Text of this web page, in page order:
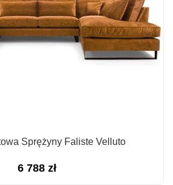
Sprężyny Faliste Velluto
6 788 zł